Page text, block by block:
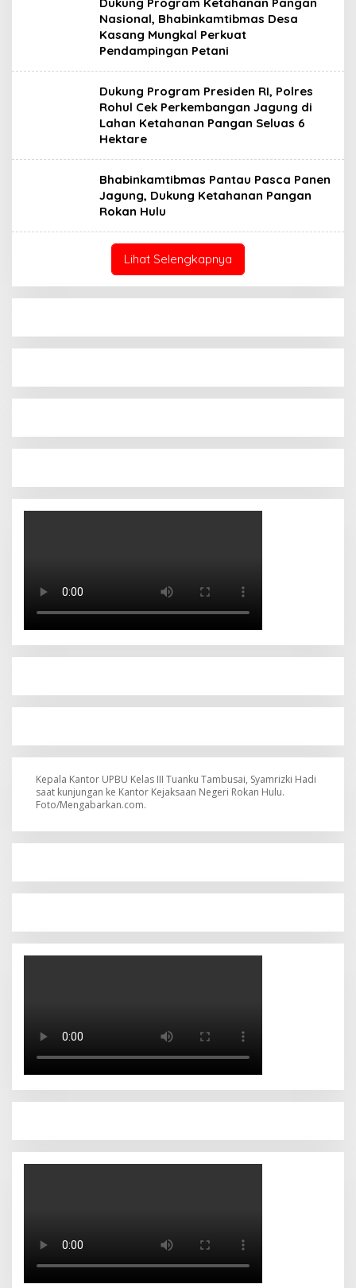
Nasional, Bhabinkamtibmas Desa
Kasang Mungkal Perkuat
Pendampingan Petani
Dukung Program Presiden RI, Polres
Rohul Cek Perkembangan Jagung di
Lahan Ketahanan Pangan Seluas 6
Hektare
Bhabinkamtibmas Pantau Pasca Panen
Jagung, Dukung Ketahanan Pangan
Rokan Hulu
Lihat Selengkapnya
Kepala Kantor UPBU Kelas III Tuanku Tambusai, Syamrizki Hadi
saat kunjungan ke Kantor Kejaksaan Negeri Rokan Hulu.
Foto/Mengabarkan.com.